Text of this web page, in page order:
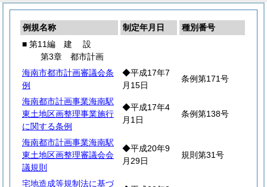
例規名称 制定年月日
種別番号
■ 第11編 建 設
第3章 都市計画
海南市都市計画審議会条
例
◆平成17年7
月15日
条例第171号
海南都市計画事業海南駅
東土地区画整理事業施行
に関する条例
◆平成17年4
月1日
条例第138号
海南都市計画事業海南駅
東土地区画整理審議会会
議規則
◆平成20年9
月29日
規則第31号
宅地造成等規制法に基づ